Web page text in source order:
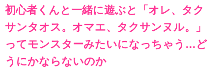
初心者くんと一緒に遊ぶと「オレ、タク
サンタオス。オマエ、タクサンヌル。」
ってモンスターみたいになっちゃう…ど
うにかならないのか